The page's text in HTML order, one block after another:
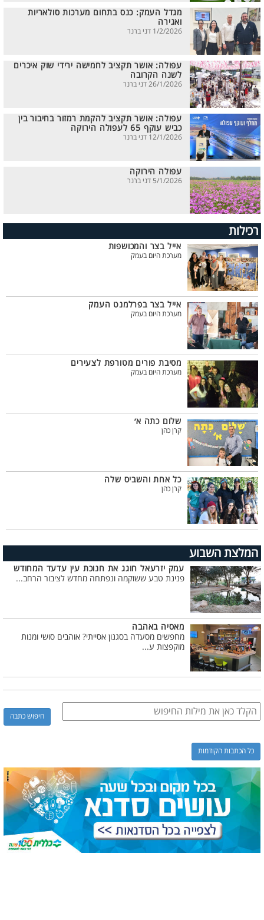
מגדל העמק: כנס בתחום מערכות סולאריות
ואגירה
1/2/2026 דני ברנר
עפולה: אושר תקציב לחמישה ירידי שוק איכרים
לשנה הקרובה
26/1/2026 דני ברנר
עפולה: אושר תקציב להקמת רמזור בחיבור בין
כביש עוקף 65 לעפולה הירוקה
12/1/2026 דני ברנר
עפולה הירוקה
5/1/2026 דני ברנר
רכילות
אייל בצר והמכושפות
מערכת היום בעמק
אייל בצר בפרלמנט העמק
מערכת היום בעמק
מסיבת פורים מטורפת לצעירים
מערכת היום בעמק
שלום כתה א׳
קרן כהן
כל אחת והשביס שלה
קרן כהן
המלצת השבוע
עמק יזרעאל חוגג את חנוכת עין עדעד המחודש
פנינת טבע ששוקמה ונפתחה מחדש לציבור הרחב...
מאסיה באהבה
מחפשים מסעדה בסגנון אסייתי? אוהבים סושי ומנות
מוקפצות ע...
כל הכתבות הקודמות